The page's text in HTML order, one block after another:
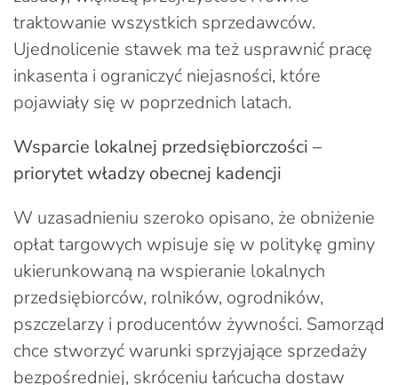
traktowanie wszystkich sprzedawców.
Ujednolicenie stawek ma też usprawnić pracę
inkasenta i ograniczyć niejasności, które
pojawiały się w poprzednich latach.
Wsparcie lokalnej przedsiębiorczości –
priorytet władzy obecnej kadencji
W uzasadnieniu szeroko opisano, że obniżenie
opłat targowych wpisuje się w politykę gminy
ukierunkowaną na wspieranie lokalnych
przedsiębiorców, rolników, ogrodników,
pszczelarzy i producentów żywności. Samorząd
chce stworzyć warunki sprzyjające sprzedaży
bezpośredniej, skróceniu łańcucha dostaw